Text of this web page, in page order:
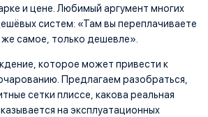
и цене. Любимый аргумент многих
систем: «Там вы переплачиваете
же самое, только дешевле».
которое может привести к
Предлагаем разобраться,
сетки плиссе, какова реальная
на эксплуатационных